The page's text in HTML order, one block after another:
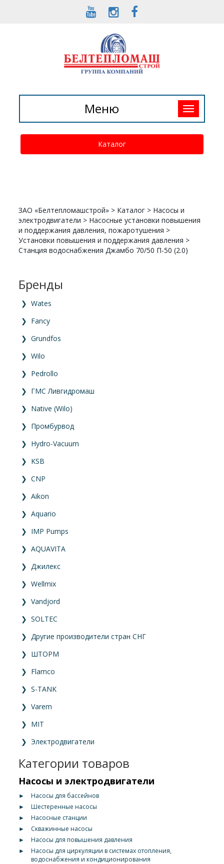
Toggle
navigation
Меню
Каталог
ЗАО «Белтепломашстрой» > Каталог > Насосы и
электродвигатели > Насосные установки повышения
и поддержания давления, пожаротушения >
Установки повышения и поддержания давления >
Станция водоснабжения Джамбо 70/50 П-50 (2.0)
Бренды
❯ Wates
❯ Fancy
❯ Grundfos
❯ Wilo
❯ Pedrollo
❯ ГМС Ливгидромаш
❯ Native (Wilo)
❯ Промбурвод
❯ Hydro-Vacuum
❯ KSB
❯ CNP
❯ Aikon
❯ Aquario
❯ IMP Pumps
❯ AQUAVITA
❯ Джилекс
❯ Wellmix
❯ Vandjord
❯ SOLTEC
❯ Другие производители стран СНГ
❯ ШТОРМ
❯ Flamco
❯ S-TANK
❯ Varem
❯ MIT
❯ Электродвигатели
Категории товаров
Насосы и электродвигатели
►
Насосы для бассейнов
►
Шестеренные насосы
►
Насосные станции
►
Скважинные насосы
►
Насосы для повышения давления
►
Насосы для циркуляции в системах отопления,
водоснабжения и кондиционирования